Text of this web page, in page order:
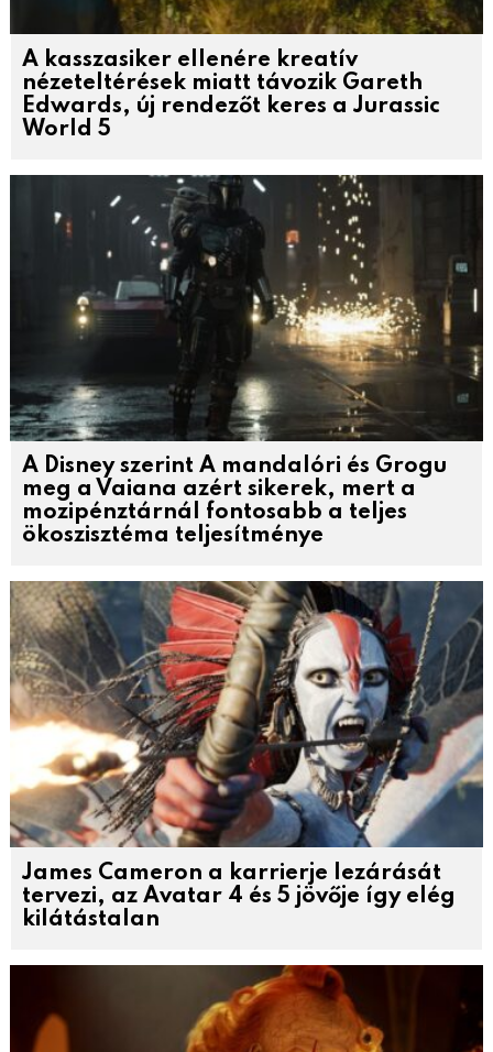
A kasszasiker ellenére kreatív
nézeteltérések miatt távozik Gareth
Edwards, új rendezőt keres a Jurassic
World 5
A Disney szerint A mandalóri és Grogu
meg a Vaiana azért sikerek, mert a
mozipénztárnál fontosabb a teljes
ökoszisztéma teljesítménye
James Cameron a karrierje lezárását
tervezi, az Avatar 4 és 5 jövője így elég
kilátástalan